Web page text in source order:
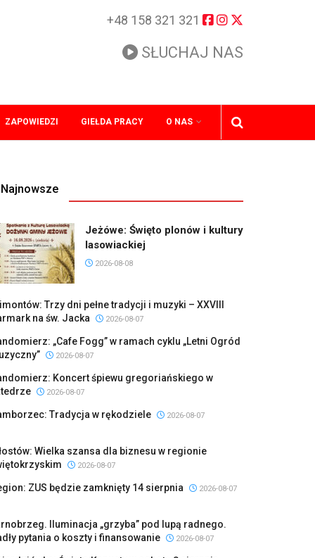
+48 158 321 321
SŁUCHAJ NAS
ZAPOWIEDZI GIEŁDA PRACY O NAS
Najnowsze
Jeżówe: Święto plonów i kultury
lasowiackiej
2026-08-08
Trzy dni pełne tradycji i muzyki – XXVIII
na św. Jacka
2026-08-07
„Cafe Fogg” w ramach cyklu „Letni Ogród
2026-08-07
Koncert śpiewu gregoriańskiego w
2026-08-07
Tradycja w rękodziele 2026-08-07
Wielka szansa dla biznesu w regionie
2026-08-07
ZUS będzie zamknięty 14 sierpnia 2026-08-07
Iluminacja „grzyba” pod lupą radnego.
pytania o koszty i finansowanie
2026-08-07